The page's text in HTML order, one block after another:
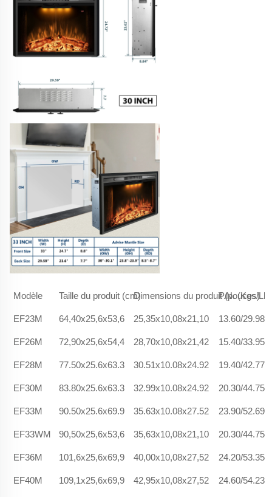
Modèle Taille du produit (cm)Dimensions du produit (pouces)
P.N. (Kgs/
EF23M 64,40x25,6x53,6 25,35x10,08x21,10 13.60/29.98
EF26M 72,90x25,6x54,4 28,70x10,08x21,42 15.40/33.95
EF28M 77.50x25.6x63.3 30.51x10.08x24.92 19.40/42.77
EF30M 83.80x25.6x63.3 32.99x10.08x24.92 20.30/44.75
EF33M 90.50x25.6x69.9 35.63x10.08x27.52 23.90/52.69
EF33WM 90,50x25,6x53,6 35,63x10,08x21,10 20.30/44.75
EF36M 101,6x25,6x69,9 40,00x10,08x27,52 24.20/53.35
EF40M 109,1x25,6x69,9 42,95x10,08x27,52 24.60/54.23